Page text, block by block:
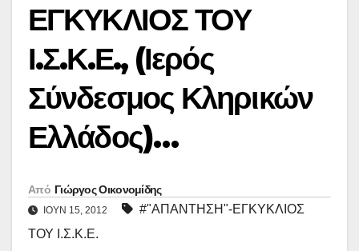
ΕΓΚΥΚΛΙΟΣ ΤΟΥ
Ι.Σ.Κ.Ε., (Ιερός
Σύνδεσμος Κληρικών
Ελλάδος)…
Από Γιώργος Οικονομίδης
ΙΟΎΝ 15, 2012
#"ΑΠΑΝΤΗΣΗ"-ΕΓΚΥΚΛΙΟΣ
ΤΟΥ Ι.Σ.Κ.Ε.